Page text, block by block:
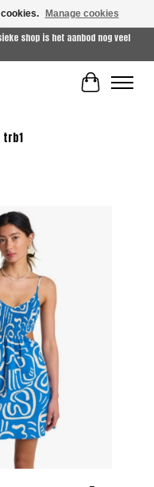
shop is het aanbod nog veel
trb1
Items
Manage cookies